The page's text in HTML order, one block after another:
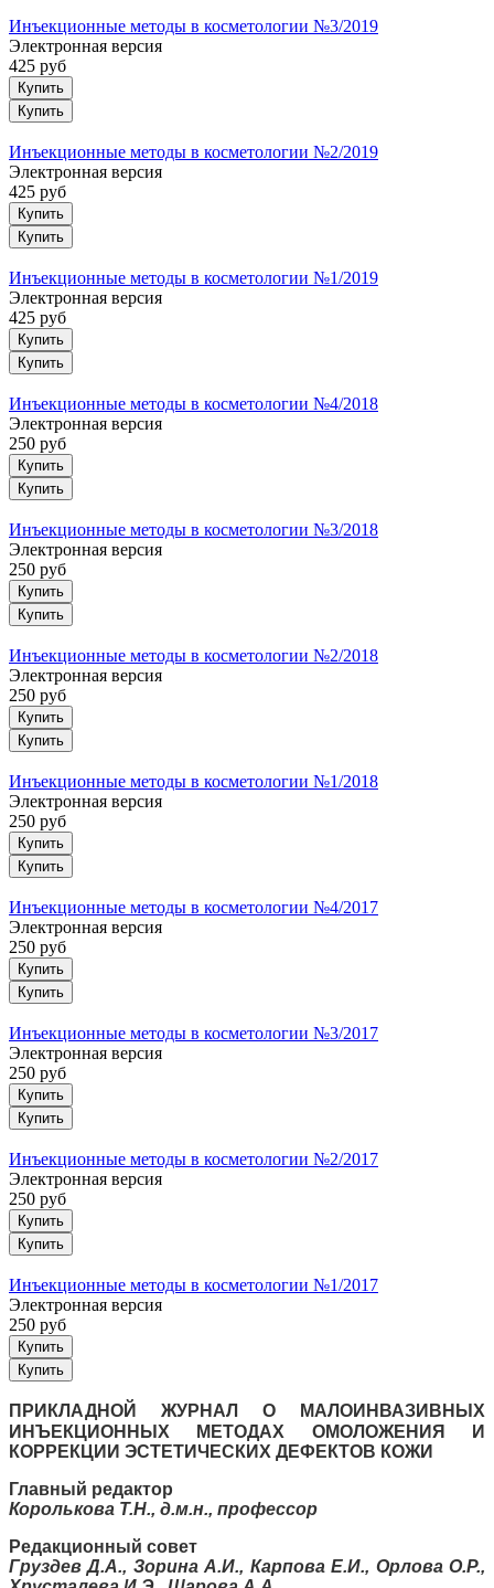
Инъекционные методы в косметологии №3/2019
Электронная версия
425 руб
Купить
Инъекционные методы в косметологии №2/2019
Электронная версия
425 руб
Купить
Инъекционные методы в косметологии №1/2019
Электронная версия
425 руб
Купить
Инъекционные методы в косметологии №4/2018
Электронная версия
250 руб
Купить
Инъекционные методы в косметологии №3/2018
Электронная версия
250 руб
Купить
Инъекционные методы в косметологии №2/2018
Электронная версия
250 руб
Купить
Инъекционные методы в косметологии №1/2018
Электронная версия
250 руб
Купить
Инъекционные методы в косметологии №4/2017
Электронная версия
250 руб
Купить
Инъекционные методы в косметологии №3/2017
Электронная версия
250 руб
Купить
Инъекционные методы в косметологии №2/2017
Электронная версия
250 руб
Купить
Инъекционные методы в косметологии №1/2017
Электронная версия
250 руб
Купить
ПРИКЛАДНОЙ ЖУРНАЛ О МАЛОИНВАЗИВНЫХ
ИНЪЕКЦИОННЫХ МЕТОДАХ ОМОЛОЖЕНИЯ И
КОРРЕКЦИИ ЭСТЕТИЧЕСКИХ ДЕФЕКТОВ КОЖИ
Главный редактор
Королькова Т.Н., д.м.н., профессор
Редакционный совет
Груздев Д.А., Зорина А.И., Карпова Е.И., Орлова О.Р.,